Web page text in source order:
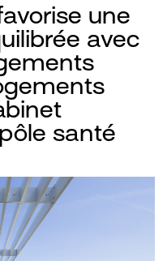
une
avec
santé